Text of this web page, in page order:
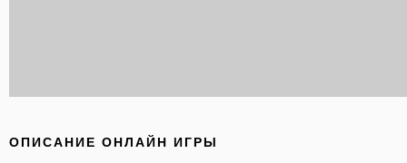
ОПИСАНИЕ ОНЛАЙН ИГРЫ